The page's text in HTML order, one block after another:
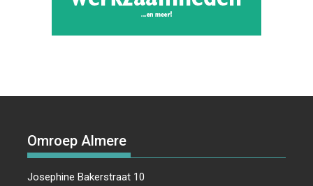
Omroep Almere
Josephine Bakerstraat 10